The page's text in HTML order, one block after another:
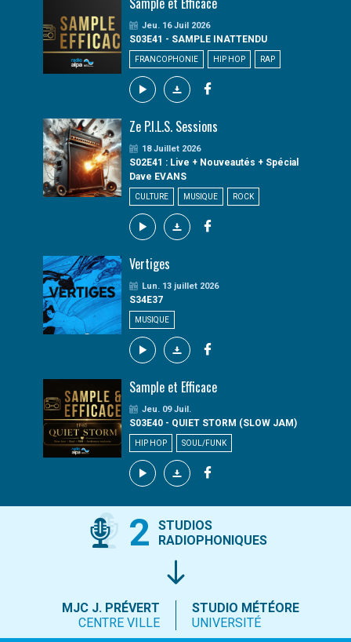
Jeu. 16 Juil 2026
S03E41 - SAMPLE INATTENDU
FRANCOPHONIE HIP HOP RAP
Ze P.I.L.S. Sessions
18 Juillet 2026
S02E41 : Live + Nouveautés + Spécial
Dave EVANS
CULTURE MUSIQUE ROCK
Vertiges
Lun. 13 juillet 2026
S34E37
MUSIQUE
Sample et Efficace
Jeu. 09 Juil.
S03E40 - QUIET STORM (SLOW JAM)
HIP HOP SOUL/FUNK
2
STUDIOS
RADIOPHONIQUES
MJC J. PRÉVERT
CENTRE VILLE
STUDIO MÉTÉORE
UNIVERSITÉ